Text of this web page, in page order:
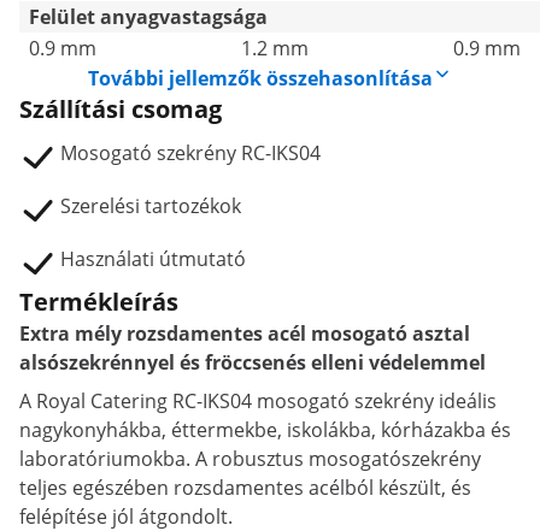
Felület anyagvastagsága
0.9 mm
1.2 mm
0.9 mm
További jellemzők összehasonlítása
Szállítási csomag
Mosogató szekrény RC-IKS04
Szerelési tartozékok
Használati útmutató
Termékleírás
Extra mély rozsdamentes acél mosogató asztal
alsószekrénnyel és fröccsenés elleni védelemmel
A Royal Catering RC-IKS04 mosogató szekrény ideális
nagykonyhákba, éttermekbe, iskolákba, kórházakba és
laboratóriumokba. A robusztus mosogatószekrény
teljes egészében rozsdamentes acélból készült, és
felépítése jól átgondolt.